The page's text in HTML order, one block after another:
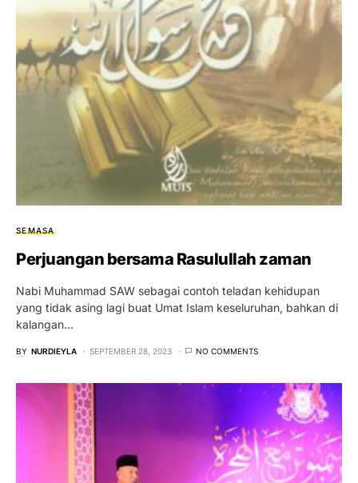
SEMASA
Perjuangan bersama Rasulullah zaman
Nabi Muhammad SAW sebagai contoh teladan kehidupan
yang tidak asing lagi buat Umat Islam keseluruhan, bahkan di
kalangan…
BY NURDIEYLA SEPTEMBER 28, 2023 NO COMMENTS